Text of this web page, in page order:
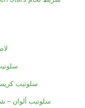
سلوتيب
سلوتيب ألوان –